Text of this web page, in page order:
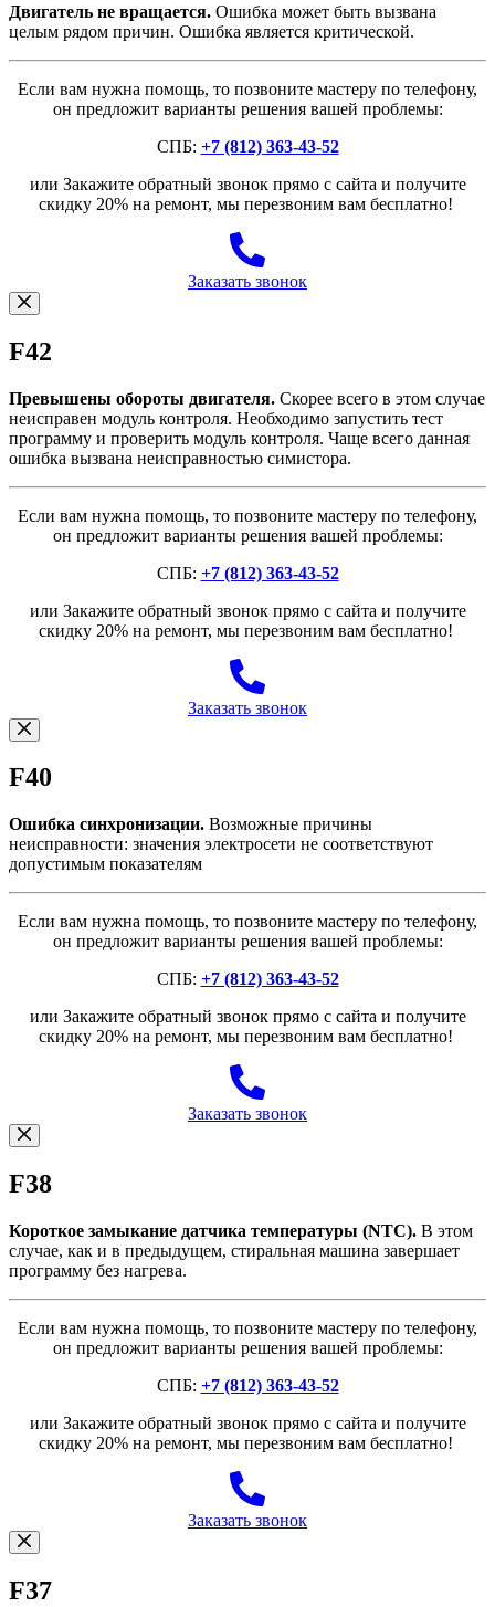
Двигатель не вращается. Ошибка может быть вызвана
целым рядом причин. Ошибка является критической.
Если вам нужна помощь, то позвоните мастеру по телефону,
он предложит варианты решения вашей проблемы:
СПБ: +7 (812) 363-43-52
или Закажите обратный звонок прямо с сайта и получите
скидку 20% на ремонт, мы перезвоним вам бесплатно!
Заказать звонок
F42
Превышены обороты двигателя. Скорее всего в этом случае
неисправен модуль контроля. Необходимо запустить тест
программу и проверить модуль контроля. Чаще всего данная
ошибка вызвана неисправностью симистора.
Если вам нужна помощь, то позвоните мастеру по телефону,
он предложит варианты решения вашей проблемы:
СПБ: +7 (812) 363-43-52
или Закажите обратный звонок прямо с сайта и получите
скидку 20% на ремонт, мы перезвоним вам бесплатно!
Заказать звонок
F40
Ошибка синхронизации. Возможные причины
неисправности: значения электросети не соответствуют
допустимым показателям
Если вам нужна помощь, то позвоните мастеру по телефону,
он предложит варианты решения вашей проблемы:
СПБ: +7 (812) 363-43-52
или Закажите обратный звонок прямо с сайта и получите
скидку 20% на ремонт, мы перезвоним вам бесплатно!
Заказать звонок
F38
Короткое замыкание датчика температуры (NTC). В этом
случае, как и в предыдущем, стиральная машина завершает
программу без нагрева.
Если вам нужна помощь, то позвоните мастеру по телефону,
он предложит варианты решения вашей проблемы:
СПБ: +7 (812) 363-43-52
или Закажите обратный звонок прямо с сайта и получите
скидку 20% на ремонт, мы перезвоним вам бесплатно!
Заказать звонок
F37